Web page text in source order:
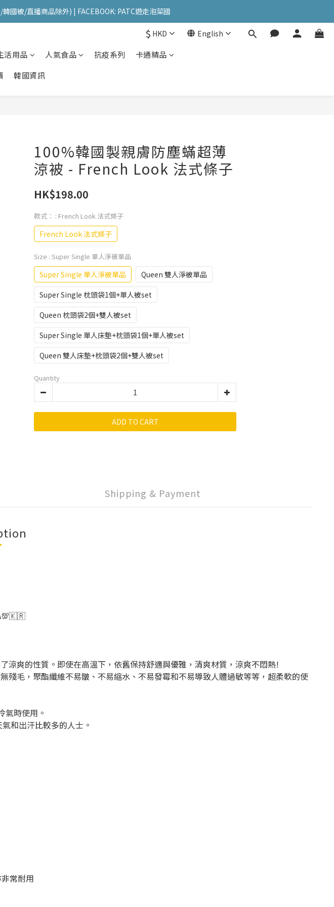
國被/直播商品除外) | FACEBOOK: PATC遊走泡菜國
國被/直播商品除外) | FACEBOOK: PATC遊走泡菜國
國被/直播商品除外) | FACEBOOK: PATC遊走泡菜國
$ HKD English
活用品 人氣食品 抗疫系列
卡通精品
韓國資訊
100%韓國製親膚防塵蟎超薄
涼被 - French Look 法式條子
HK$198.00
款式： : French Look 法式條子
French Look 法式條子
Size : Super Single 單人淨被單品
Super Single 單人淨被單品
Queen 雙人淨被單品
Super Single 枕頭袋1個+單人被set
Queen 枕頭袋2個+雙人被set
Super Single 單人床墊+枕頭袋1個+單人被set
Queen 雙人床墊+枕頭袋2個+雙人被set
Quantity
ADD TO CART
Shipping & Payment
涼爽的性質。即使在高溫下，依舊保持舒適與優雅，清爽材質，涼爽不悶熱!
毛，聚酯纖維不易皺、不易縮水、不易發霉和不易導致人體過敏等等，超柔軟的使
氣時使用。
和出汗比較多的人士。
常耐用